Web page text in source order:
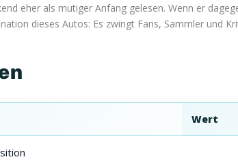
eher als mutiger Anfang gelesen. Wenn er
dieses Autos: Es zwingt Fans, Sammler und
Wert